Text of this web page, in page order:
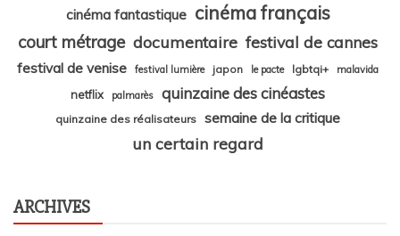
cinéma fantastique cinéma français
court métrage documentaire festival de cannes
festival de venise festival lumière japon le pacte lgbtqi+ malavida
netflix palmarès quinzaine des cinéastes
quinzaine des réalisateurs semaine de la critique
un certain regard
ARCHIVES